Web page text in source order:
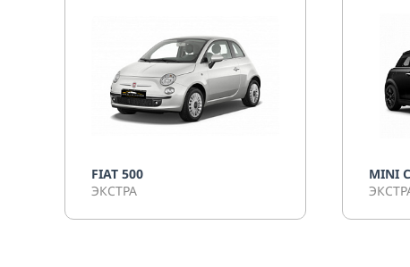
FIAT 500
ЭКСТРА
MINI